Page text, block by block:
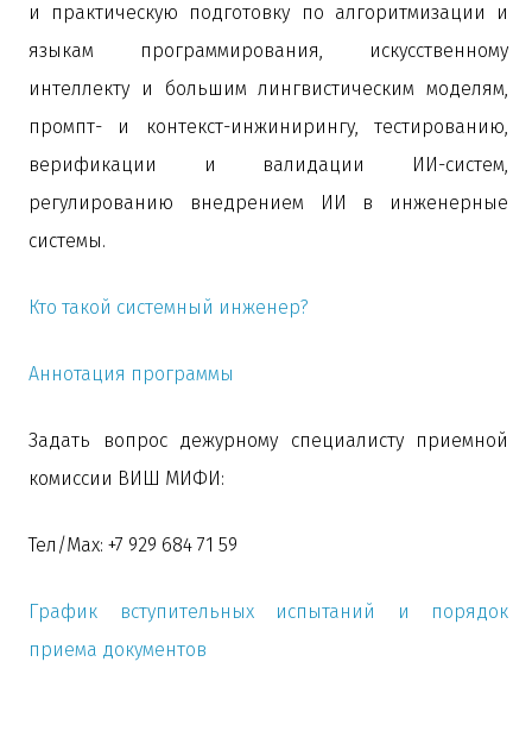
и практическую подготовку по алгоритмизации и
языкам программирования, искусственному
интеллекту и большим лингвистическим моделям,
промпт- и контекст-инжинирингу, тестированию,
верификации и валидации ИИ-систем,
регулированию внедрением ИИ в инженерные
системы.
Кто такой системный инженер?
Аннотация программы
Задать вопрос дежурному специалисту приемной
комиссии ВИШ МИФИ:
Тел/Max: +7 929 684 71 59
График вступительных испытаний и порядок
приема документов